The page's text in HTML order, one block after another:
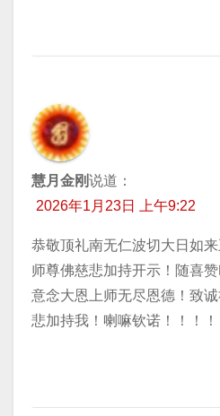
慧月金刚说道：
2026年1月23日 上午9:22
恭敬顶礼南无仁波切大日如
师尊佛慈悲加持开示！随喜
意念大恩上师无尽恩德！致
悲加持我！喇嘛钦诺！！！！